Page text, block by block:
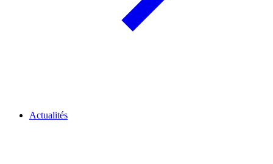
Actualités